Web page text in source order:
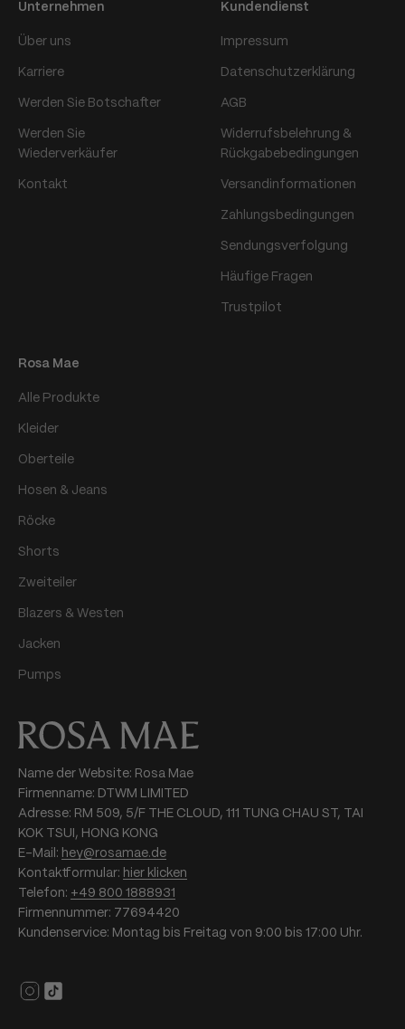
Unternehmen
Über uns
Karriere
Werden Sie Botschafter
Werden Sie
Wiederverkäufer
Kontakt
Kundendienst
Impressum
Datenschutzerklärung
AGB
Widerrufsbelehrung &
Rückgabebedingungen
Versandinformationen
Zahlungsbedingungen
Sendungsverfolgung
Häufige Fragen
Trustpilot
Rosa Mae
Alle Produkte
Kleider
Oberteile
Hosen & Jeans
Röcke
Shorts
Zweiteiler
Blazers & Westen
Jacken
Pumps
Name der Website: Rosa Mae
Firmenname: DTWM LIMITED
Adresse: RM 509, 5/F THE CLOUD, 111 TUNG CHAU ST, TAI
KOK TSUI, HONG KONG
E-Mail: hey@rosamae.de
Kontaktformular: hier klicken
Telefon: +49 800 1888931
Firmennummer: 77694420
Kundenservice: Montag bis Freitag von 9:00 bis 17:00 Uhr.